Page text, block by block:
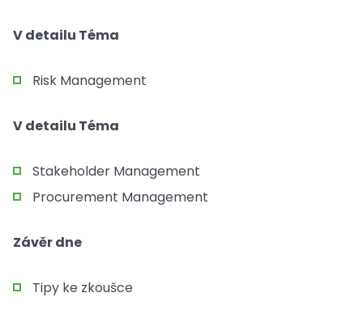
V detailu Téma
Risk Management
V detailu Téma
Stakeholder Management
Procurement Management
Závěr dne
Tipy ke zkoušce